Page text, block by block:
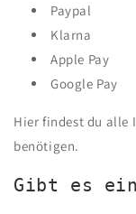
Paypal
Klarna
Apple Pay
Google Pay
Hier findest du alle
benötigen.
Gibt es